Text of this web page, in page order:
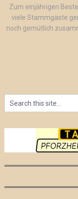
Zum einjährigen
viele Stammgäste
noch gemütlich